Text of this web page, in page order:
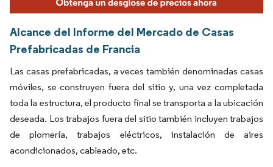
Alcance del Informe del Mercado de Casas
Prefabricadas de Francia
Las casas prefabricadas, a veces también denominadas casas
móviles, se construyen fuera del sitio y, una vez completada
toda la estructura, el producto final se transporta a la ubicación
deseada. Los trabajos fuera del sitio también incluyen trabajos
de plomería, trabajos eléctricos, instalación de aires
acondicionados, cableado, etc.